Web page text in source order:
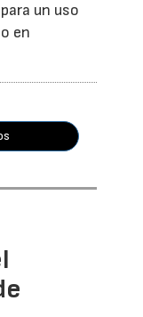
un uso
en